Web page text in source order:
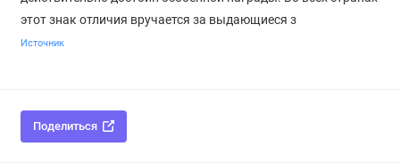
этот знак отличия вручается за выдающиеся з
Источник
Поделиться